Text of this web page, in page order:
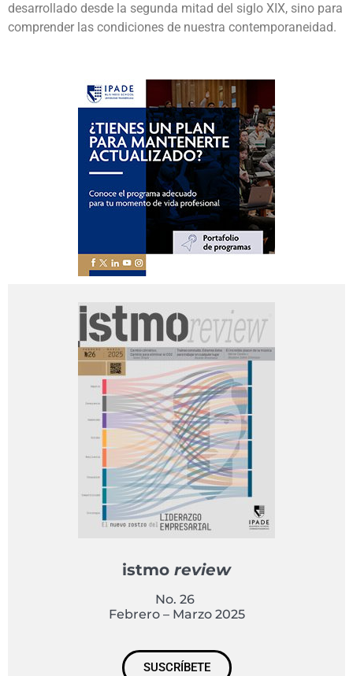
desarrollado desde la segunda mitad del siglo XIX, sino para
comprender las condiciones de nuestra contemporaneidad.
istmo review
No. 26
Febrero – Marzo 2025
SUSCRÍBETE